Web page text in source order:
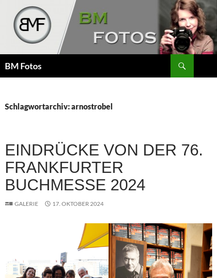
Inhalt
springen
BM Fotos
Schlagwortarchiv: arnostrobel
EINDRÜCKE VON DER 76.
FRANKFURTER
BUCHMESSE 2024
GALERIE 17. OKTOBER 2024